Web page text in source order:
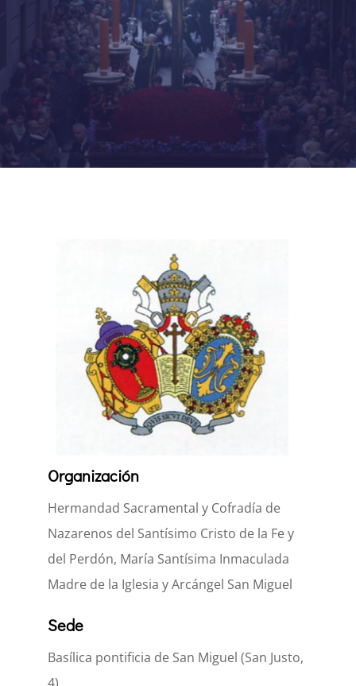
Organización
Hermandad Sacramental y Cofradía de
Nazarenos del Santísimo Cristo de la Fe y
del Perdón, María Santísima Inmaculada
Madre de la Iglesia y Arcángel San Miguel
Sede
Basílica pontificia de San Miguel (San Justo,